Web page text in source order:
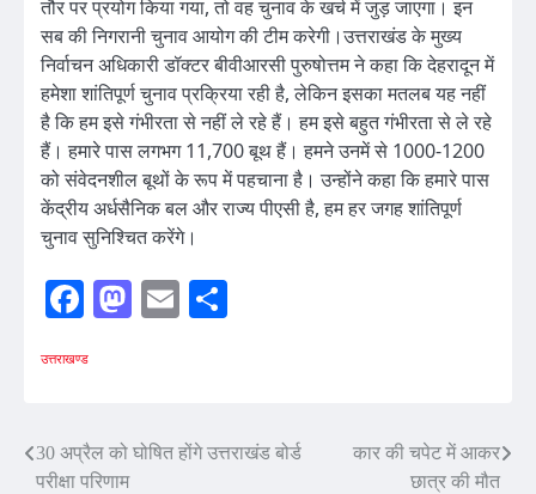
तौर पर प्रयोग किया गया, तो वह चुनाव के खर्च में जुड़ जाएगा। इन
सब की निगरानी चुनाव आयोग की टीम करेगी।उत्तराखंड के मुख्य
निर्वाचन अधिकारी डॉक्टर बीवीआरसी पुरुषोत्तम ने कहा कि देहरादून में
हमेशा शांतिपूर्ण चुनाव प्रक्रिया रही है, लेकिन इसका मतलब यह नहीं
है कि हम इसे गंभीरता से नहीं ले रहे हैं। हम इसे बहुत गंभीरता से ले रहे
हैं। हमारे पास लगभग 11,700 बूथ हैं। हमने उनमें से 1000-1200
को संवेदनशील बूथों के रूप में पहचाना है। उन्होंने कहा कि हमारे पास
केंद्रीय अर्धसैनिक बल और राज्य पीएसी है, हम हर जगह शांतिपूर्ण
चुनाव सुनिश्चित करेंगे।
Facebook
Mastodon
Email
उत्तराखण्ड
Post
30 अप्रैल को घोषित होंगे उत्तराखंड बोर्ड
परीक्षा परिणाम
कार की चपेट में आकर
छात्र की मौत